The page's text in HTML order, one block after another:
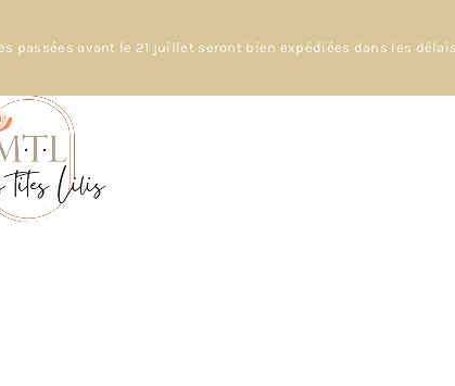
passées avant le 21 juillet seront bien expédiées dans les